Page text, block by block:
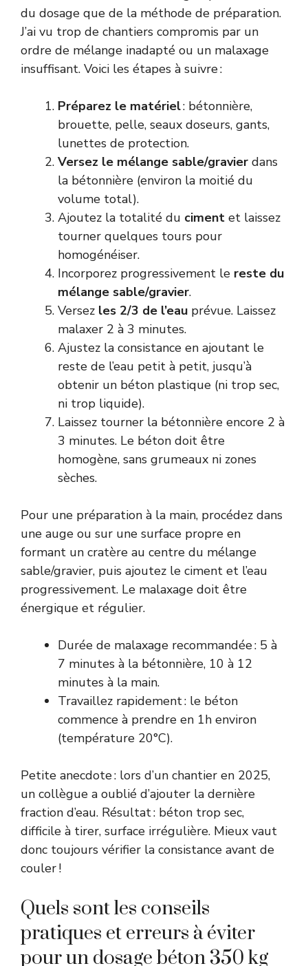
du dosage que de la méthode de préparation.
J’ai vu trop de chantiers compromis par un
ordre de mélange inadapté ou un malaxage
insuffisant. Voici les étapes à suivre :
Préparez le matériel: bétonnière,
brouette, pelle, seaux doseurs, gants,
lunettes de protection.
Versez le mélange sable/gravier dans
la bétonnière (environ la moitié du
volume total).
Ajoutez la totalité du ciment et laissez
tourner quelques tours pour
homogénéiser.
Incorporez progressivement le reste du
mélange sable/gravier.
Versez les 2/3 de l’eau prévue. Laissez
malaxer 2 à 3 minutes.
Ajustez la consistance en ajoutant le
reste de l’eau petit à petit, jusqu’à
obtenir un béton plastique (ni trop sec,
ni trop liquide).
Laissez tourner la bétonnière encore 2 à
3 minutes. Le béton doit être
homogène, sans grumeaux ni zones
sèches.
Pour une préparation à la main, procédez dans
une auge ou sur une surface propre en
formant un cratère au centre du mélange
sable/gravier, puis ajoutez le ciment et l’eau
progressivement. Le malaxage doit être
énergique et régulier.
Durée de malaxage recommandée : 5 à
7 minutes à la bétonnière, 10 à 12
minutes à la main.
Travaillez rapidement : le béton
commence à prendre en 1h environ
(température 20°C).
Petite anecdote : lors d’un chantier en 2025,
un collègue a oublié d’ajouter la dernière
fraction d’eau. Résultat : béton trop sec,
difficile à tirer, surface irrégulière. Mieux vaut
donc toujours vérifier la consistance avant de
couler !
Quels sont les conseils
pratiques et erreurs à éviter
pour un dosage béton 350 kg